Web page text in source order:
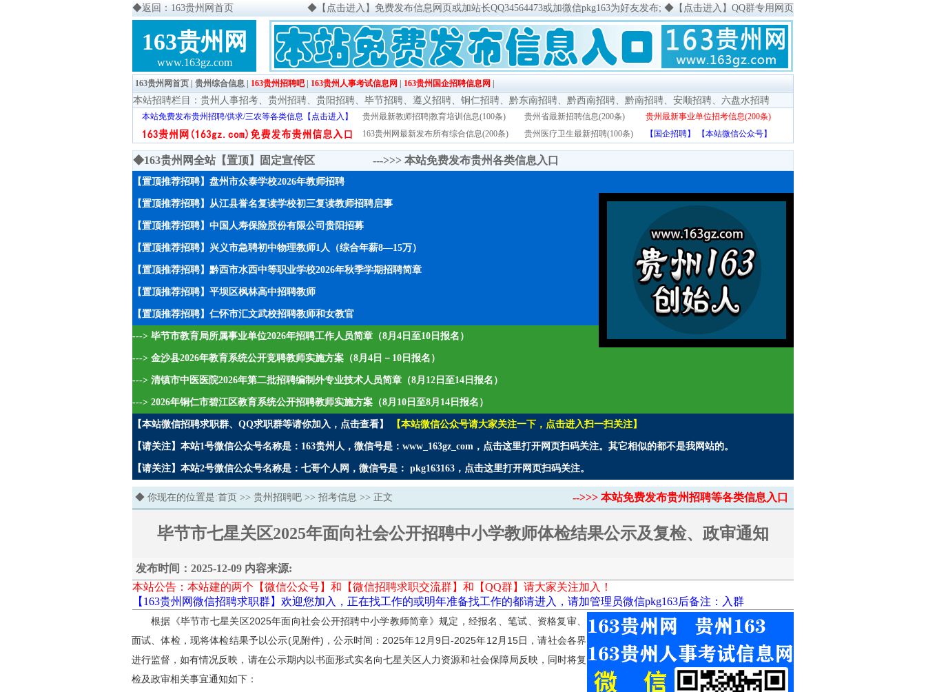
◆返回：163贵州网首页 ◆ 【点击进入】免费发布信息网页或加站长QQ34564473或加微信pkg163为好友发布; ◆ 【点击进入】QQ群专用网页
163贵州网
www.163gz.com
163贵州网首页 贵州综合信息 163贵州招聘吧| 163贵州人事考试信息网 163贵州国企招聘信息网
本站招聘栏目： 贵州人事招考、 贵州招聘、 贵阳招聘、 毕节招聘、 遵义招聘、 铜仁招聘、 黔东南招聘、 黔西南招聘、 黔南招聘、 安顺招聘、 六盘水招聘
本站免费发布贵州招聘/供求/三农等各类信息【点击进入】 贵州最新教师招聘|教育培训信息(100条) 贵州省最新招聘信息(200条)
贵州最新事业单位招考信息(200条)
163贵州网最新发布所有综合信息(200条)
贵州医疗卫生最新招聘(100条) 【国企招聘】 【本站微信公众号】
◆163贵州网全站【置顶】固定宣传区 --->>> 本站免费发布贵州各类信息入口
【置顶推荐招聘】盘州市众泰学校2026年教师招聘
【置顶推荐招聘】从江县誉名复读学校初三复读教师招聘启事
【置顶推荐招聘】中国人寿保险股份有限公司贵阳招募
【置顶推荐招聘】兴义市急聘初中物理教师1人（综合年薪8—15万）
【置顶推荐招聘】黔西市水西中等职业学校2026年秋季学期招聘简章
【置顶推荐招聘】平坝区枫林高中招聘教师
【置顶推荐招聘】仁怀市汇文武校招聘教师和女教官
---> 毕节市教育局所属事业单位2026年招聘工作人员简章（8月4日至10日报名）
---> 金沙县2026年教育系统公开竞聘教师实施方案（8月4日－10日报名）
---> 清镇市中医医院2026年第二批招聘编制外专业技术人员简章（8月12日至14日报名）
---> 2026年铜仁市碧江区教育系统公开招聘教师实施方案（8月10日至8月14日报名）
【本站微信招聘求职群、QQ求职群等请你加入，点击查看】 【本站微信公众号请大家关注一下，点击进入扫一扫关注】
【请关注】本站1号微信公众号名称是：163贵州人，微信号是：www_163gz_com，点击这里打开网页扫码关注。其它相似的都不是我网站的。
【请关注】本站2号微信公众号名称是：七哥个人网，微信号是： pkg163163，点击这里打开网页扫码关注。
◆ 你现在的位置是:首页 >> 贵州招聘吧 >> 招考信息 >> 正文 -->>> 本站免费发布贵州招聘等各类信息入口
毕节市七星关区2025年面向社会公开招聘中小学教师体检结果公示及复检、政审通知
发布时间：2025-12-09 内容来源:
本站公告：本站建的两个【微信公众号】和【微信招聘求职交流群】和【QQ群】请大家关注加入！
【163贵州网微信招聘求职群】欢迎您加入，正在找工作的或明年准备找工作的都请进入，请加管理员微信pkg163后备注：入群
根据《毕节市七星关区2025年面向社会公开招聘中小学教师简章》规定，经报名、笔试、资格复审、
面试、体检，现将体检结果予以公示(见附件)，公示时间：2025年12月9日-2025年12月15日，请社会各界
进行监督，如有情况反映，请在公示期内以书面形式实名向七星关区人力资源和社会保障局反映，同时将复
检及政审相关事宜通知如下：